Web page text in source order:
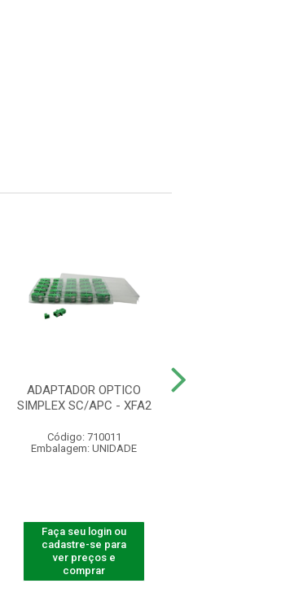
ADAPTADOR OPTICO
SIMPLEX SC/APC - XFA2
Código: 710011
Embalagem: UNIDADE
Faça seu login ou
cadastre-se para
ver preços e
comprar